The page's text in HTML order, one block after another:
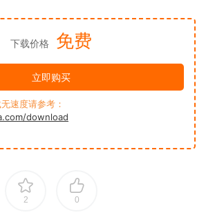
下载价格 免费
立即购买
速度请参考：
download
2 0